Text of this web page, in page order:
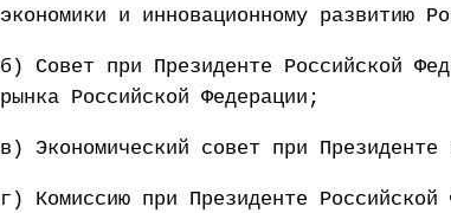
экономики и инновационному развитию
б) Совет при Президенте Российской
рынка Российской Федерации;
в) Экономический совет при Президенте
г) Комиссию при Президенте Российской